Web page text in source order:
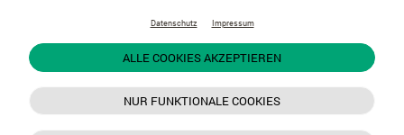
Datenschutz Impressum
ALLE COOKIES AKZEPTIEREN
NUR FUNKTIONALE COOKIES